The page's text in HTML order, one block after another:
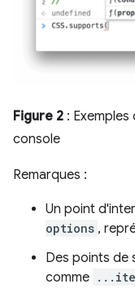
Figure 2 :
console
Remarques :
Un point
options ,
Des points de
comme